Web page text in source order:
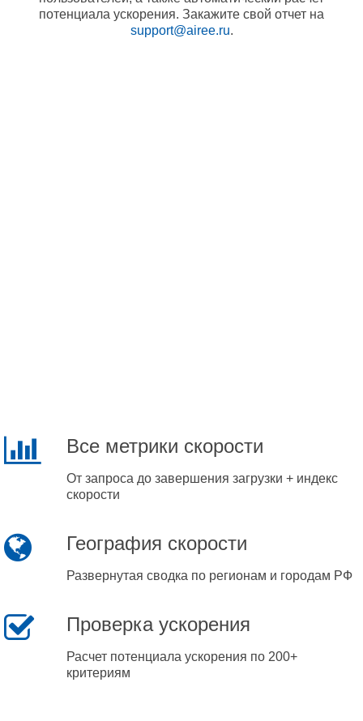
потенциала ускорения. Закажите свой отчет на
support@airee.ru.
Все метрики скорости
От запроса до завершения загрузки + индекс
скорости
География скорости
Развернутая сводка по регионам и городам РФ
Проверка ускорения
Расчет потенциала ускорения по 200+
критериям